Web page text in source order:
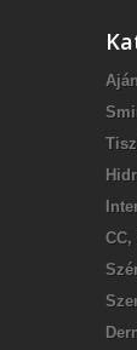
CC,